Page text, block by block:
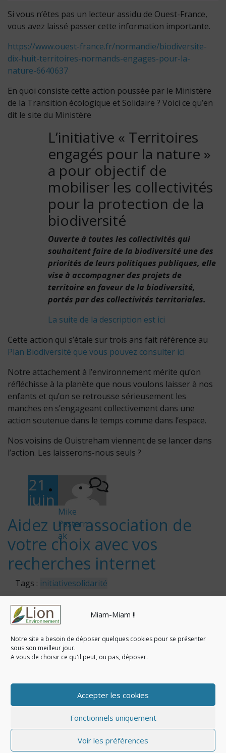
Miam-Miam !!
Notre site a besoin de déposer quelques cookies pour se présenter
sous son meilleur jour.
A vous de choisir ce qu'il peut, ou pas, déposer.
Accepter les cookies
Fonctionnels uniquement
Voir les préférences
Si vous n’êtes pas un lecteur assidu de Ouest-France,
vous avez laissé passer cette information importante.
https://www.ouest-france.fr/normandie/biodiversite-
dix-huit-territoires-normands-engages-pour-la-
nature-6640637
En quoi consiste cette action poussée par le Ministère
de la Transition écologique et Solidaire ? Voici ce qu’en
dit le site du Ministère
L’initiative « Territoires
engagés pour la nature »
a pour objectif de
mobiliser les collectivités
pour la protection de la
biodiversité
Ouverte à toutes les collectivités qui
souhaitent faire de la biodiversité une des
priorités de leurs politiques publiques, elle
vise à accompagner des projets de
territoire en faveur de la biodiversité,
portés par des collectivités territoriales.
La suite de la description est ici
Cette action qui s’étale sur trois ans fait référence au
Plan Biodiversité que vous pouvez consulter ici
Notre attachement à l’environnement mérite qu’on
réfléchisse à la planète que nous voulons laisser à nos
enfants et qu’on se retrousse sérieusement les
manches en s’engageant collectivement dans une
action soutenue dans le temps comme dans l’espace.
Nos voisins de Ouistreham viennent de se lancer dans
l’action. Les laisserons-nous seuls ?
21
juin
201
8
Mike
Pastern
ak
-
Aidez une association de
votre choix avec vos
recherches internet
Tags : initiativesolidarité
Category :info externe
mise à jour le 7 février 2019
Avec Lilo, vos recherches
internet financent des projets !
Etonnant !
© Copyright 2020-2026. Tous droits réservés - Lion-
Environnement |Mentions légales & Politique de
confidentialité